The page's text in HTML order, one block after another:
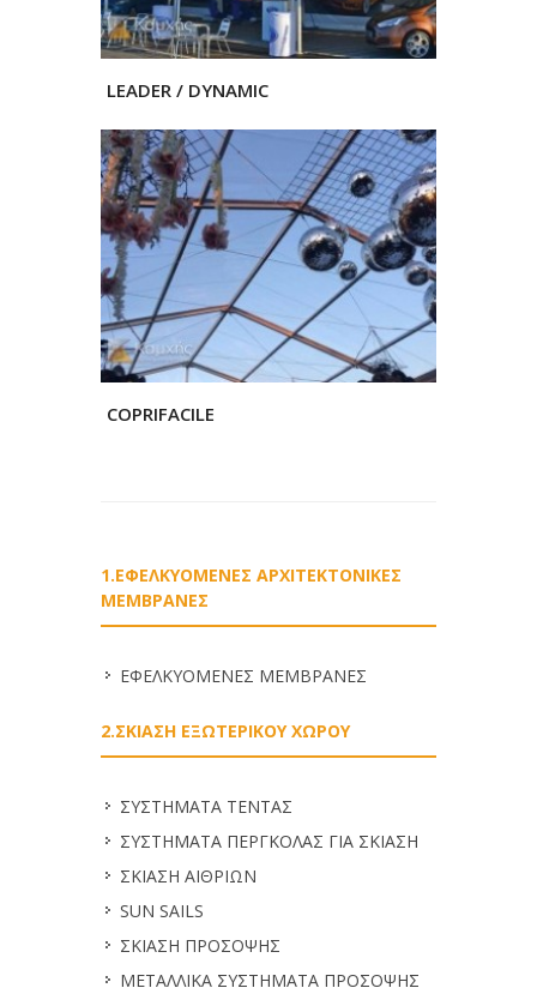
LEADER / DYNAMIC
COPRIFACILE
1.ΕΦΕΛΚΥΟΜΕΝΕΣ ΑΡΧΙΤΕΚΤΟΝΙΚΕΣ
ΜΕΜΒΡΑΝΕΣ
ΕΦΕΛΚΥΟΜΕΝΕΣ ΜΕΜΒΡΑΝΕΣ
2.ΣΚΙΑΣΗ ΕΞΩΤΕΡΙΚΟΥ ΧΩΡΟΥ
ΣΥΣΤΗΜΑΤΑ ΤΕΝΤΑΣ
ΣΥΣΤΗΜΑΤΑ ΠΕΡΓΚΟΛΑΣ ΓΙΑ ΣΚΙΑΣΗ
ΣΚΙΑΣΗ ΑΙΘΡΙΩΝ
SUN SAILS
ΣΚΙΑΣΗ ΠΡΟΣΟΨΗΣ
ΜΕΤΑΛΛΙΚΑ ΣΥΣΤΗΜΑΤΑ ΠΡΟΣΟΨΗΣ